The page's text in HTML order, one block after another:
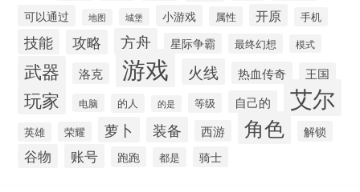
可以通过 地图 城堡 小游戏 属性 开原 手机
技能 攻略 方舟 星际争霸 最终幻想 模式
武器 洛克 游戏 火线 热血传奇 王国
玩家 电脑 的人 的是 等级 自己的 艾尔
英雄 荣耀 萝卜 装备 西游 角色 解锁
谷物 账号 跑跑 都是 骑士